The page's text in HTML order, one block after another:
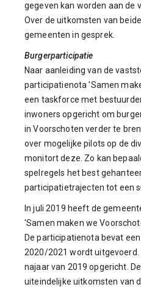
gegeven kan worden aan de
Over de uitkomsten van
gemeenten in gesprek.
Burgerparticipatie
Naar aanleiding van de
participatienota 'Samen
een taskforce met
inwoners opgericht om
in Voorschoten verder te
over mogelijke pilots op de
monitort deze. Zo kan
spelregels het best
participatietrajecten tot een
In juli 2019 heeft de
'Samen maken we
De participatienota bevat
2020/2021 wordt
najaar van 2019 opgericht.
uiteindelijke uitkomsten van